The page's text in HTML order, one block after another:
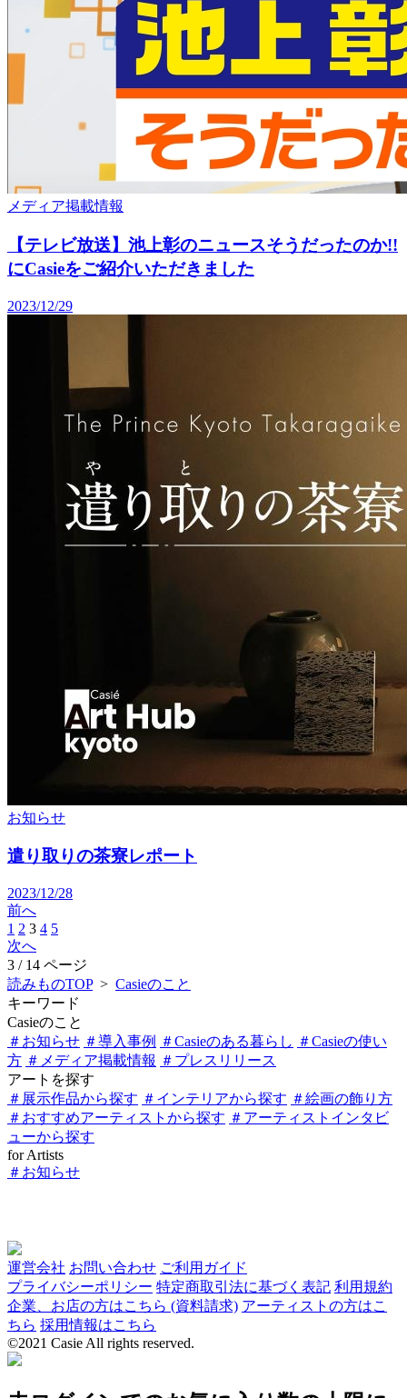
メディア掲載情報
【テレビ放送】池上彰のニュースそうだったのか!!
にCasieをご紹介いただきました
2023/12/29
お知らせ
遣り取りの茶寮レポート
2023/12/28
前へ
1 2 3 4 5
次へ
3 / 14 ページ
読みものTOP> Casieのこと
キーワード
Casieのこと
＃お知らせ ＃導入事例 ＃Casieのある暮らし ＃Casieの使い
方 ＃メディア掲載情報 ＃プレスリリース
アートを探す
＃展示作品から探す ＃インテリアから探す ＃絵画の飾り方
＃おすすめアーティストから探す ＃アーティストインタビ
ューから探す
for Artists
＃お知らせ
運営会社 お問い合わせ ご利用ガイド
プライバシーポリシー 特定商取引法に基づく表記 利用規約
企業、お店の方はこちら (資料請求) アーティストの方はこ
ちら 採用情報はこちら
©2021 Casie All rights reserved.